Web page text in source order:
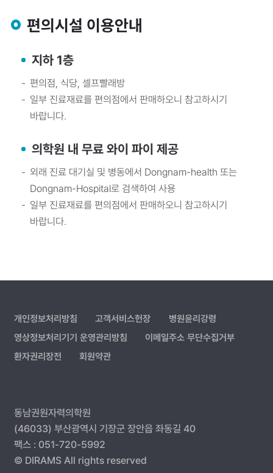
편의시설 이용안내
지하 1층
편의점, 식당, 셀프빨래방
일부 진료재료를 편의점에서 판매하오니 참고하시기
바랍니다.
의학원 내 무료 와이 파이 제공
외래 진료 대기실 및 병동에서 Dongnam-health 또는
Dongnam-Hospital로 검색하여 사용
일부 진료재료를 편의점에서 판매하오니 참고하시기
바랍니다.
개인정보처리방침 고객서비스헌장
병원윤리강령
영상정보처리기기 운영관리방침
이메일주소 무단수집거부
환자권리장전
회원약관
동남권원자력의학원
(46033) 부산광역시 기장군 장안읍 좌동길 40
팩스 : 051-720-5992
© DIRAMS All rights reserved